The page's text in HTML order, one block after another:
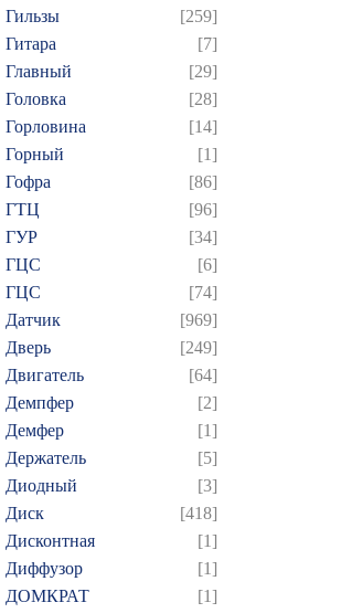
Гильзы
[259]
Гитара
[7]
Главный
[29]
Головка
[28]
Горловина
[14]
Горный
[1]
Гофра
[86]
ГТЦ
[96]
ГУР
[34]
ГЦC
[6]
ГЦС
[74]
Датчик
[969]
Дверь
[249]
Двигатель
[64]
Демпфер
[2]
Демфер
[1]
Держатель
[5]
Диодный
[3]
Диск
[418]
Дисконтная
[1]
Диффузор
[1]
ДОМКРАТ
[1]